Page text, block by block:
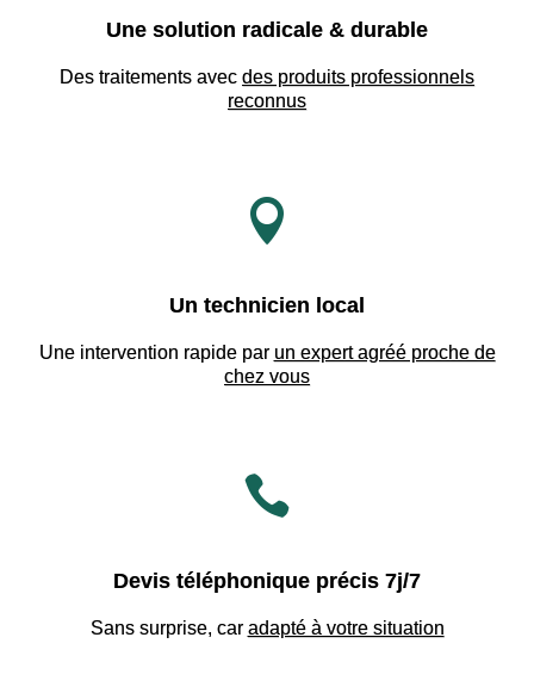
Une solution radicale & durable
Des traitements avec des produits professionnels
reconnus

Un technicien local
Une intervention rapide par un expert agréé proche de
chez vous

Devis téléphonique précis 7j/7
Sans surprise, car adapté à votre situation